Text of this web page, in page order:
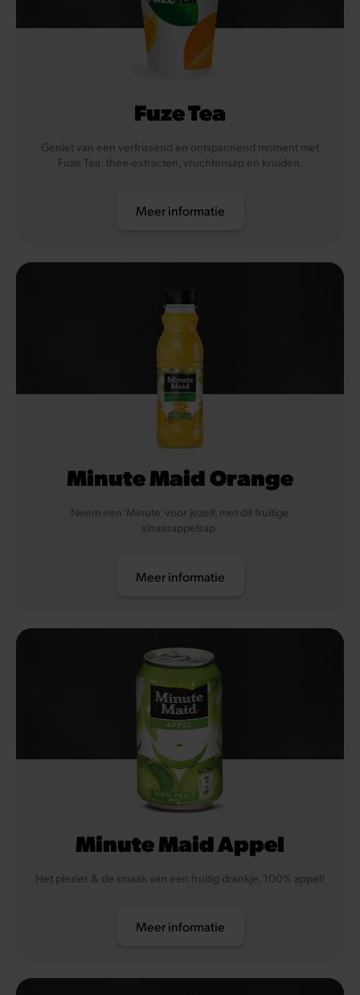
Fuze Tea
Geniet van een verfrissend en ontspannend moment met
Fuze Tea: thee-extracten, vruchtensap en kruiden.
Meer informatie
Minute Maid Orange
Neem een 'Minute' voor jezelf, met dit fruitige
sinaasappelsap.
Meer informatie
Minute Maid Appel
Het plezier & de smaak van een fruitig drankje, 100% appel!
Meer informatie